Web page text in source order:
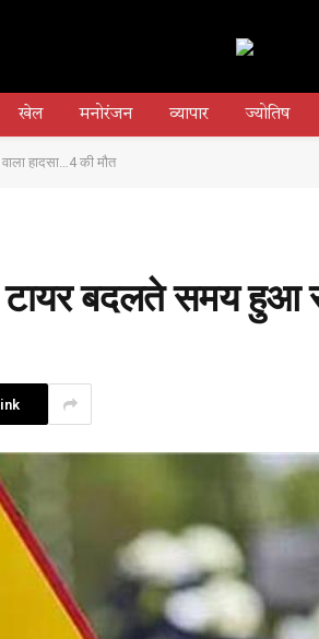
खेल मनोरंजन व्यापार ज्योतिष
हादसा…4 की मौत
टायर बदलते समय